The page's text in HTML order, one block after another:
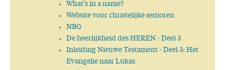
What's in a name?
Website voor christelijke senioren
NBG
De heerlijkheid des HEREN- Deel 3
Inleiding Nieuwe Testament- Deel 3: Het
Evangelie naar Lukas